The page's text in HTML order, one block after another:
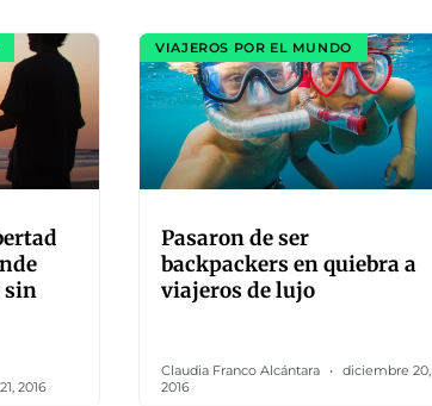
sin
2016
VIAJEROS POR EL MUNDO
Pasaron de ser
backpackers en quiebra a
viajeros de lujo
Claudia Franco Alcántara
diciembre 20,
2016